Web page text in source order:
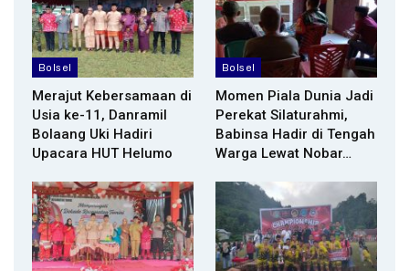
Bolsel
Merajut Kebersamaan di
Usia ke-11, Danramil
Bolaang Uki Hadiri
Upacara HUT Helumo
Bolsel
Momen Piala Dunia Jadi
Perekat Silaturahmi,
Babinsa Hadir di Tengah
Warga Lewat Nobar…